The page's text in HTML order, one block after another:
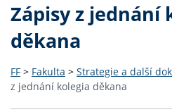
Zápisy z jednání
děkana
FF > Fakulta > Strategie a další
z jednání kolegia děkana